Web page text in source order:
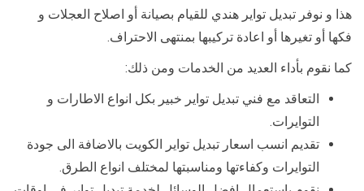
هذا و نوفر تبديل تواير هندي للقيام بصيانة أو اصلاح العجلات و
فكها أو تغيرها أو اعادة تركيبها بمنتهى الاحتراف.
كما نقوم بأداء العديد من الخدمات ومن ذلك:
التعاقد مع فني تبديل تواير خبير بكل انواع الاطارات و
التوايرات.
تقديم انسب اسعار تبديل تواير الكويت بالاضافة الى جودة
التوايرات وكفاءتها ومناسبتها لمختلف انواع الطرق.